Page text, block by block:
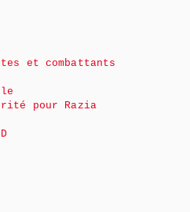
et combattants
pour Razia